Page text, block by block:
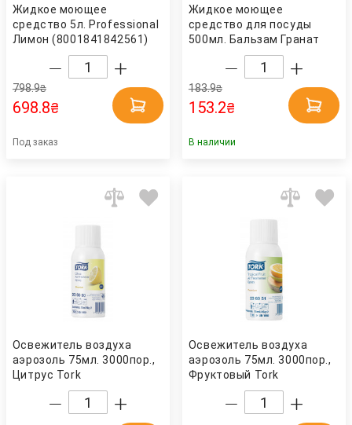
Жидкое моющее
средство 5л. Professional
Лимон (8001841842561)
798.9₴
698.8₴
Под заказ
Жидкое моющее
средство для посуды
500мл. Бальзам Гранат
183.9₴
153.2₴
В наличии
Освежитель воздуха
аэрозоль 75мл. 3000пор.,
Цитрус Tork
Освежитель воздуха
аэрозоль 75мл. 3000пор.,
Фруктовый Tork